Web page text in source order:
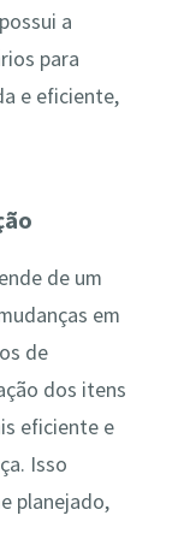
a
para
e eficiente,
de um
em
de
dos itens
eficiente e
Isso
planejado,